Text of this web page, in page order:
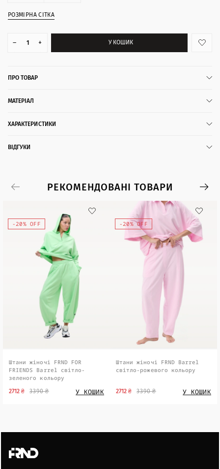
РОЗМІРНА СІТКА
– + У КОШИК
ПРО ТОВАР
МАТЕРІАЛ
ХАРАКТЕРИСТИКИ
ВІДГУКИ
РЕКОМЕНДОВАНІ ТОВАРИ
-20% OFF
Штани жіночі FRND FOR
FRIENDS Barrel світло-
зеленого кольору
3390 ₴
2712 ₴ У КОШИК
-20% OFF
Штани жіночі FRND Barrel
світло-рожевого кольору
3390 ₴
2712 ₴ У КОШИК